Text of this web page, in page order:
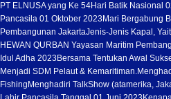
PT ELNUSA yang Ke 54Hari Batik Nasional
Pancasila 01 Oktober 2023 Mari Bergabung
Pembangunan JakartaJenis-Jenis Kapal,
HEWAN QURBAN Yayasan Maritim
Idul Adha 2023 Bersama Tentukan Awal
Menjadi SDM Pelaut & Kemaritiman.
Fishing Menghadiri TalkShow (atamerika,